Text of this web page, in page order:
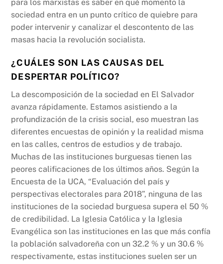
para los marxistas es saber en qué momento la
sociedad entra en un punto crítico de quiebre para
poder intervenir y canalizar el descontento de las
masas hacia la revolución socialista.
¿CUÁLES SON LAS CAUSAS DEL
DESPERTAR POLÍTICO?
La descomposición de la sociedad en El Salvador
avanza rápidamente. Estamos asistiendo a la
profundización de la crisis social, eso muestran las
diferentes encuestas de opinión y la realidad misma
en las calles, centros de estudios y de trabajo.
Muchas de las instituciones burguesas tienen las
peores calificaciones de los últimos años. Según la
Encuesta de la UCA, “Evaluación del país y
perspectivas electorales para 2018”, ninguna de las
instituciones de la sociedad burguesa supera el 50 %
de credibilidad. La Iglesia Católica y la Iglesia
Evangélica son las instituciones en las que más confía
la población salvadoreña con un 32.2 % y un 30.6 %
respectivamente, estas instituciones suelen ser un